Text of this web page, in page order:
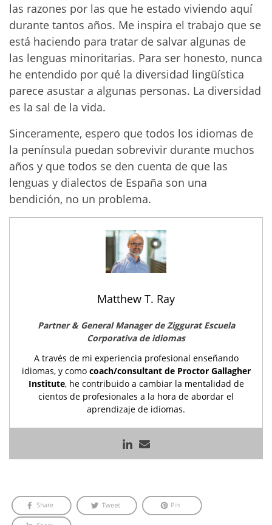
las razones por las que he estado viviendo aquí
durante tantos años. Me inspira el trabajo que se
está haciendo para tratar de salvar algunas de
las lenguas minoritarias. Para ser honesto, nunca
he entendido por qué la diversidad lingüística
parece asustar a algunas personas. La diversidad
es la sal de la vida.
Sinceramente, espero que todos los idiomas de
la península puedan sobrevivir durante muchos
años y que todos se den cuenta de que las
lenguas y dialectos de España son una
bendición, no un problema.
Matthew T. Ray
Partner & General Manager de Ziggurat Escuela
Corporativa de idiomas
A través de mi experiencia profesional enseñando
idiomas, y como coach/consultant de Proctor Gallagher
Institute, he contribuido a cambiar la mentalidad de
cientos de profesionales a la hora de abordar el
aprendizaje de idiomas.